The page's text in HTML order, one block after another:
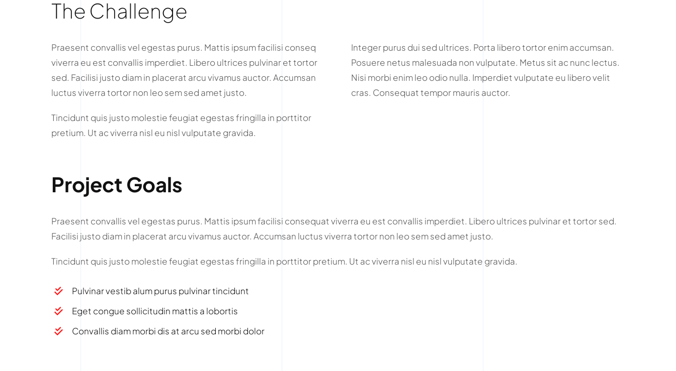
The Challenge
Praesent convallis vel egestas purus. Mattis ipsum facilisi conseq
viverra eu est convallis imperdiet. Libero ultrices pulvinar et tortor
sed. Facilisi justo diam in placerat arcu vivamus auctor. Accumsan
luctus viverra tortor non leo sem sed amet justo.
Tincidunt quis justo molestie feugiat egestas fringilla in porttitor
pretium. Ut ac viverra nisl eu nisl vulputate gravida.
Integer purus dui sed ultrices. Porta libero tortor enim accumsan.
Posuere netus malesuada non vulputate. Metus sit ac nunc lectus.
Nisi morbi enim leo odio nulla. Imperdiet vulputate eu libero velit
cras. Consequat tempor mauris auctor.
Project Goals
Praesent convallis vel egestas purus. Mattis ipsum facilisi consequat viverra eu est convallis imperdiet. Libero ultrices pulvinar et tortor sed.
Facilisi justo diam in placerat arcu vivamus auctor. Accumsan luctus viverra tortor non leo sem sed amet justo.
Tincidunt quis justo molestie feugiat egestas fringilla in porttitor pretium. Ut ac viverra nisl eu nisl vulputate gravida.
Pulvinar vestib alum purus pulvinar tincidunt
Eget congue sollicitudin mattis a lobortis
Convallis diam morbi dis at arcu sed morbi dolor